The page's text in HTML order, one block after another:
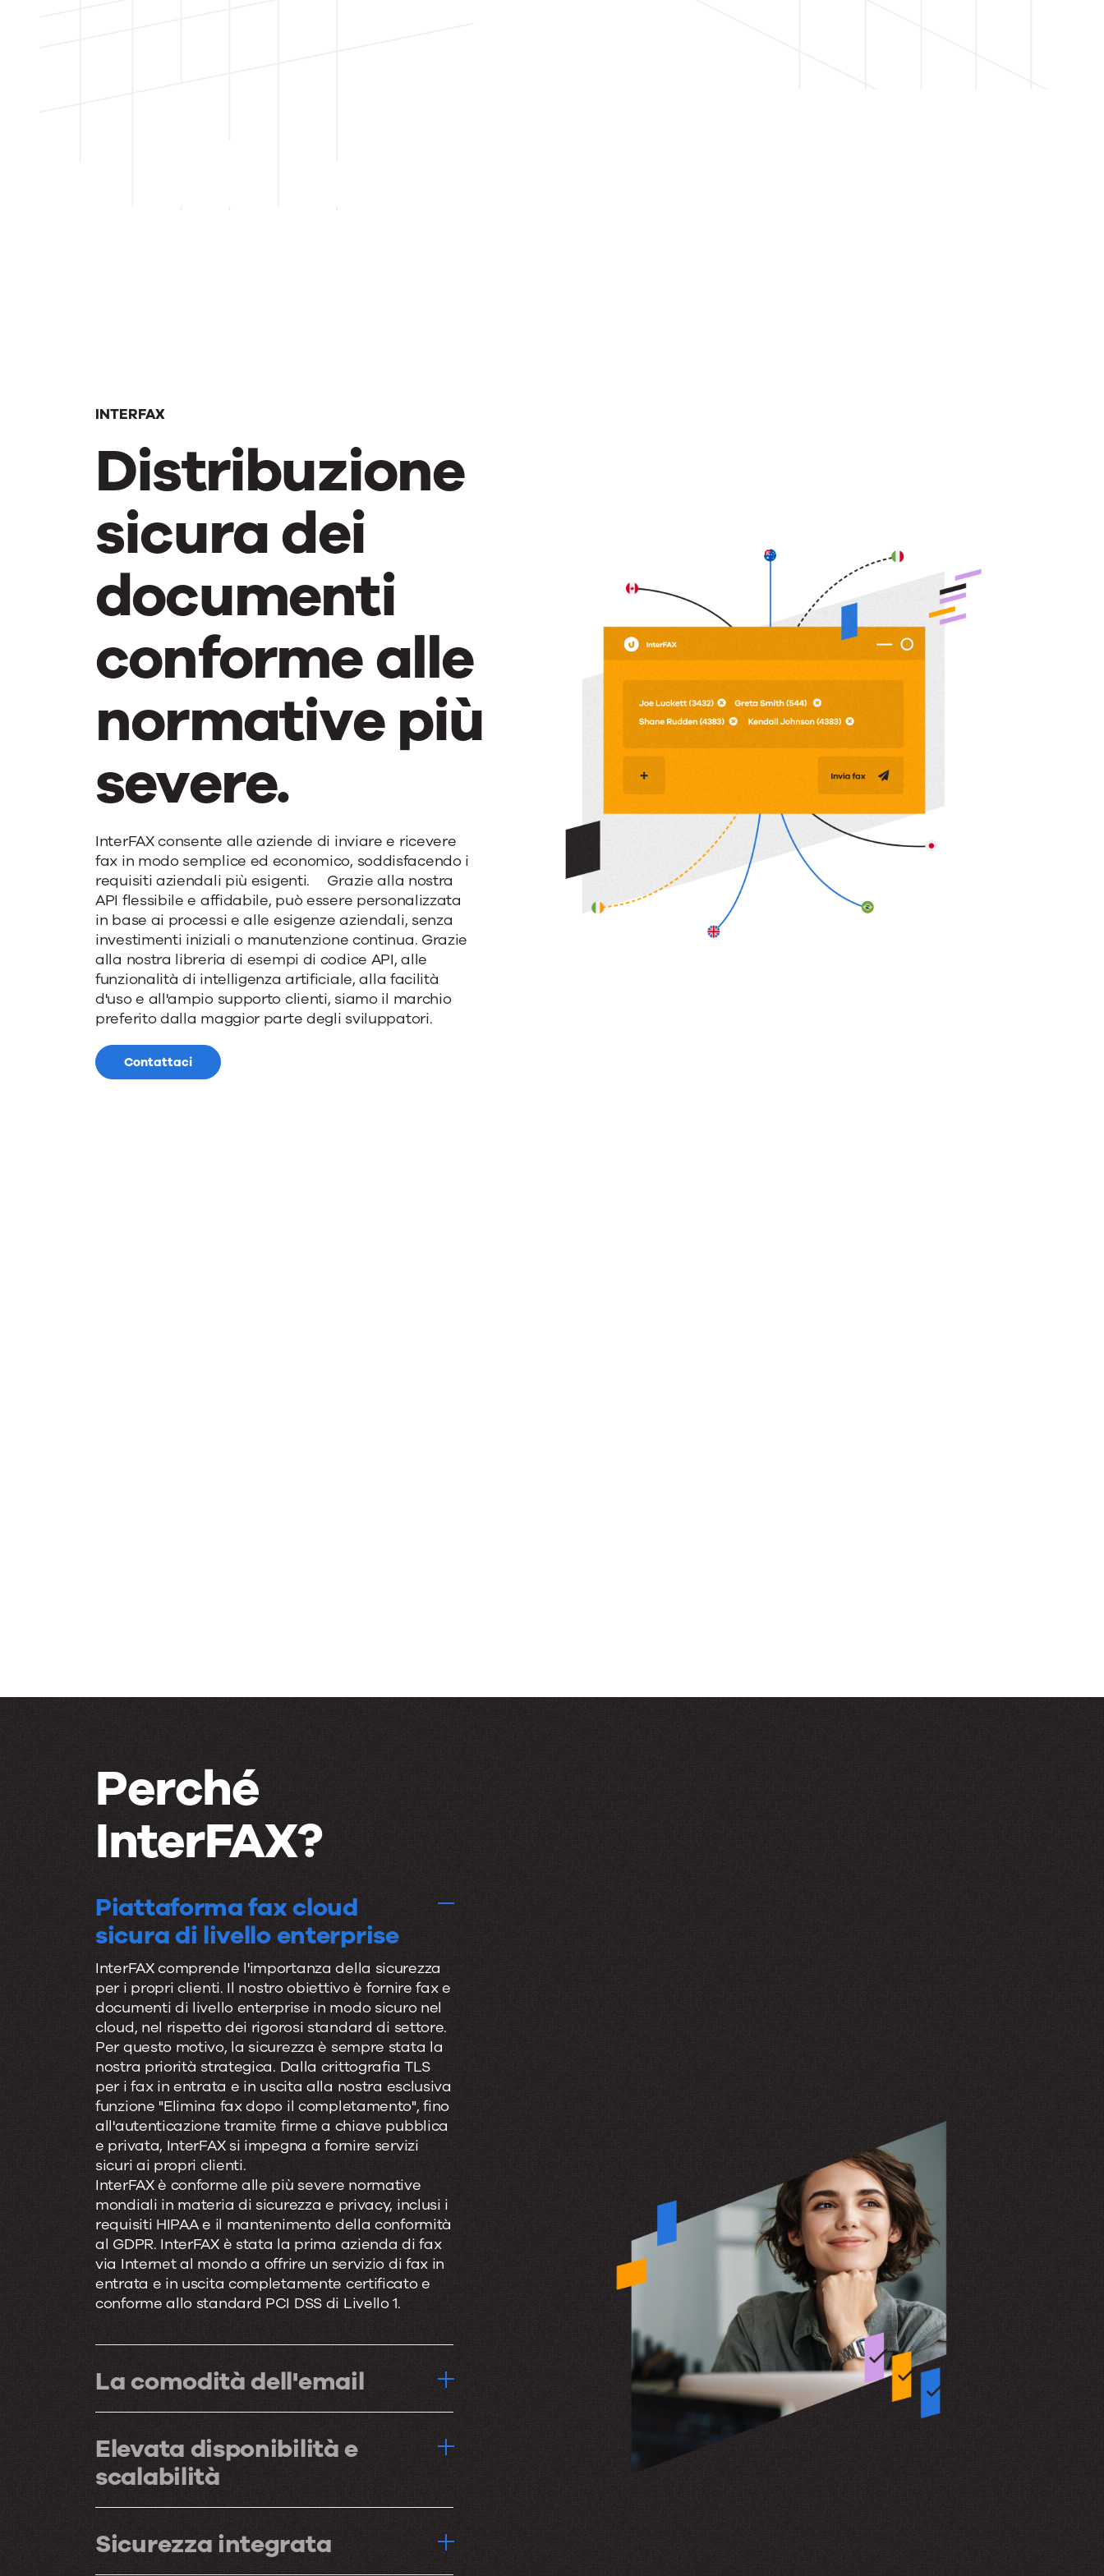
INTERFAX
Distribuzione
sicura dei
documenti
conforme alle
normative più
severe.
InterFAX consente alle aziende di inviare e ricevere
fax in modo semplice ed economico, soddisfacendo i
requisiti aziendali più esigenti. Grazie alla nostra
API flessibile e affidabile, può essere personalizzata
in base ai processi e alle esigenze aziendali, senza
investimenti iniziali o manutenzione continua. Grazie
alla nostra libreria di esempi di codice API, alle
funzionalità di intelligenza artificiale, alla facilità
d'uso e all'ampio supporto clienti, siamo il marchio
preferito dalla maggior parte degli sviluppatori.
Contattaci
Perché
InterFAX?
Piattaforma fax cloud
sicura di livello enterprise
InterFAX comprende l'importanza della sicurezza
per i propri clienti. Il nostro obiettivo è fornire fax e
documenti di livello enterprise in modo sicuro nel
cloud, nel rispetto dei rigorosi standard di settore.
Per questo motivo, la sicurezza è sempre stata la
nostra priorità strategica. Dalla crittografia TLS
per i fax in entrata e in uscita alla nostra esclusiva
funzione "Elimina fax dopo il completamento", fino
all'autenticazione tramite firme a chiave pubblica
e privata, InterFAX si impegna a fornire servizi
sicuri ai propri clienti.
InterFAX è conforme alle più severe normative
mondiali in materia di sicurezza e privacy, inclusi i
requisiti HIPAA e il mantenimento della conformità
al GDPR. InterFAX è stata la prima azienda di fax
via Internet al mondo a offrire un servizio di fax in
entrata e in uscita completamente certificato e
conforme allo standard PCI DSS di Livello 1.
La comodità dell'email
Elevata disponibilità e
scalabilità
Sicurezza integrata